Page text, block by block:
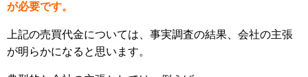
が必要です。
上記の売買代金については、事実調査の結果、会社の主張
が明らかになると思います。